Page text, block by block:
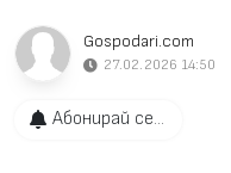
Gospodari.com
27.02.2026 14:50
Абонирай се...